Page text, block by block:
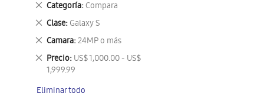
Categoría Compara
Eliminar
este
artículo
Clase Galaxy S
Eliminar
este
artículo
Camara 24MP o más
Eliminar
este
artículo
Precio US$ 1,000.00 - US$
1,999.99
Eliminar
este
Eliminar todo